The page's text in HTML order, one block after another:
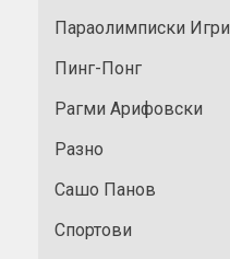
Параолимписки Игри
Пинг-Понг
Рагми Арифовски
Разно
Сашо Панов
Спортови